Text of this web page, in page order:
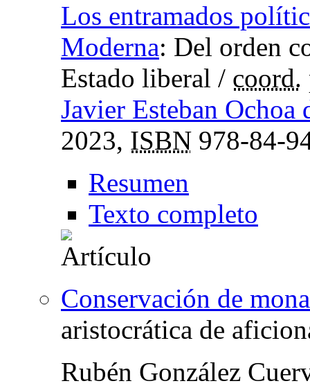
Los entramados
Moderna: Del orden
Estado liberal / coord.
Javier Esteban Ochoa
2023, ISBN 978-84-
Resumen
Texto completo
Conservación de
aristocrática de
Rubén González